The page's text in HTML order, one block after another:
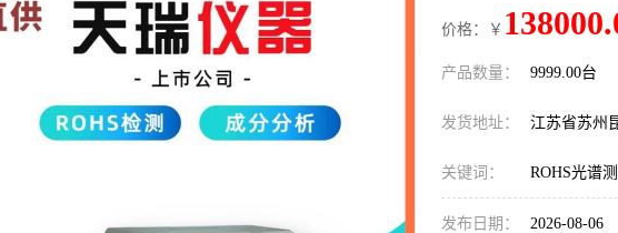
价格：￥
产品数量： 9999.00台
发货地址： 江苏省苏州
关键词： ROHS光谱
发布日期： 2026-08-06